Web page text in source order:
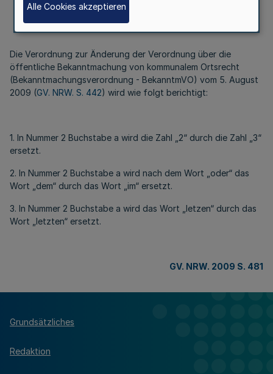
Vom 2. September 2009
Die Verordnung zur Änderung der Verordnung über die
öffentliche Bekanntmachung von kommunalem Ortsrecht
(Bekanntmachungsverordnung - BekanntmVO) vom 5. August
2009 (GV. NRW. S. 442) wird wie folgt berichtigt:
1. In Nummer 2 Buchstabe a wird die Zahl „2“ durch die Zahl „3“
ersetzt.
2. In Nummer 2 Buchstabe a wird nach dem Wort „oder“ das
Wort „dem“ durch das Wort „im“ ersetzt.
3. In Nummer 2 Buchstabe a wird das Wort „letzen“ durch das
Wort „letzten“ ersetzt.
GV. NRW. 2009 S. 481
Grundsätzliches
Redaktion
Alle Cookies akzeptieren